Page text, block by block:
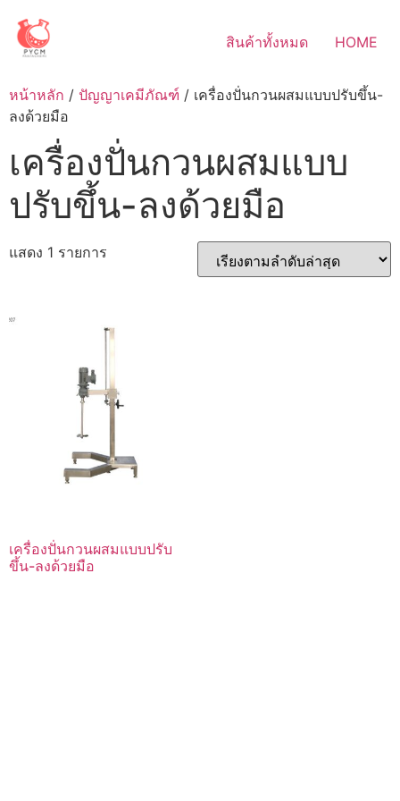
content
สินค้าทั้งหมด HOME
หน้าหลัก / ปัญญาเคมีภัณฑ์ / เครื่องปั่นกวนผสมแบบปรับขึ้น-
ลงด้วยมือ
เครื่องปั่นกวนผสมแบบ
ปรับขึ้น-ลงด้วยมือ
แสดง 1 รายการ
เครื่องปั่นกวนผสมแบบปรับ
ขึ้น-ลงด้วยมือ